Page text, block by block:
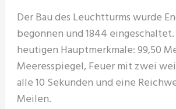
Der Bau des Leuchtturms wurde
begonnen und 1844
heutigen Hauptmerkmale: 99,50
Meeresspiegel, Feuer mit zwei
alle 10 Sekunden und eine
Meilen.